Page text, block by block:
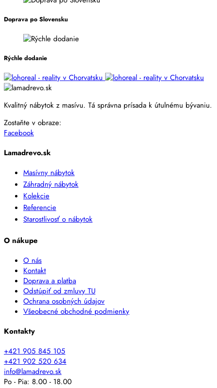
Doprava po Slovensku
Rýchle dodanie
Kvalitný nábytok z masívu. Tá správna prísada k útulnému bývaniu.
Zostaňte v obraze:
Facebook
Lamadrevo.sk
Masívny nábytok
Záhradný nábytok
Kolekcie
Referencie
Starostlivosť o nábytok
O nákupe
O nás
Kontakt
Doprava a platba
Odstúpiť od zmluvy TU
Ochrana osobných údajov
Všeobecné obchodné podmienky
Kontakty
+421 905 845 105
+421 902 520 634
info@lamadrevo.sk
Po - Pia: 8.00 - 18.00